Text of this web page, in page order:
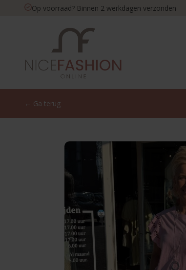
Op voorraad? Binnen 2 werkdagen verzonden
← Ga terug